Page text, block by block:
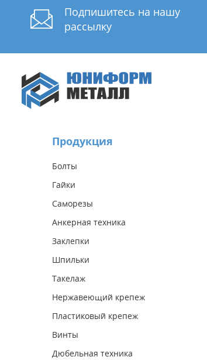
Подпишитесь на нашу
рассылку
Продукция
Болты
Гайки
Саморезы
Анкерная техника
Заклепки
Шпильки
Такелаж
Нержавеющий крепеж
Пластиковый крепеж
Винты
Дюбельная техника